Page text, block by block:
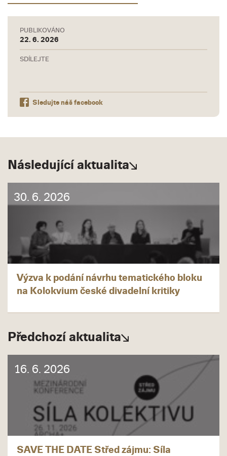
PUBLIKOVÁNO
22. 6. 2026
SDÍLEJTE
Sledujte náš facebook
Následující aktualita
30. 6. 2026
Výzva k podání návrhu tematického bloku
na Kolokvium české divadelní kritiky
Předchozí aktualita
16. 6. 2026
SAVE THE DATE Střed zájmu: Síla